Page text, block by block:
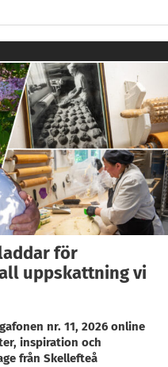
för
uppskattning vi
nr. 11, 2026 online
inspiration och
från Skellefteå